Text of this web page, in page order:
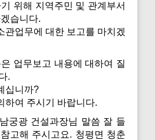
위해 지역주민 및 관계부서
습니다.
관업무에 대한 보고를 마치겠
업무보고 내용에 대하여 질
.
십니까?
하여 주시기 바랍니다.
궁광 건설과장님 말씀 잘 들
고해 주시고요. 청평면 청춘